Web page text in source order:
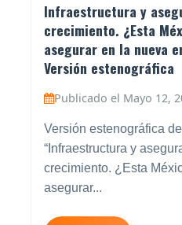
Infraestructura y
crecimiento. ¿Esta
asegurar en la nueva
Versión estenográfica
Publicado el Mayo 12,
Versión estenográfica
“Infraestructura y
crecimiento. ¿Esta
asegurar...